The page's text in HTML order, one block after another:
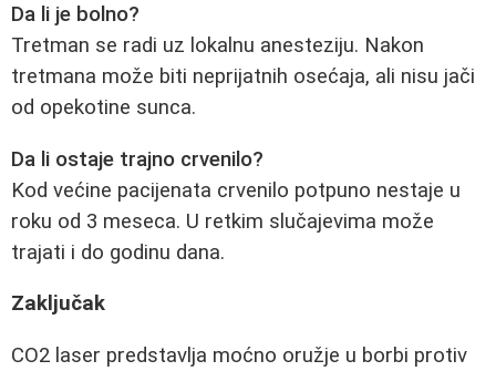
Da li je bolno?
Tretman se radi uz lokalnu anesteziju. Nakon
tretmana može biti neprijatnih osećaja, ali nisu jači
od opekotine sunca.
Da li ostaje trajno crvenilo?
Kod većine pacijenata crvenilo potpuno nestaje u
roku od 3 meseca. U retkim slučajevima može
trajati i do godinu dana.
Zaključak
CO2 laser predstavlja moćno oružje u borbi protiv